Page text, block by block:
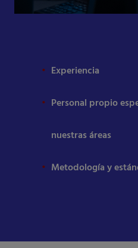
Experiencia
Personal propio
nuestras áreas
Metodología y